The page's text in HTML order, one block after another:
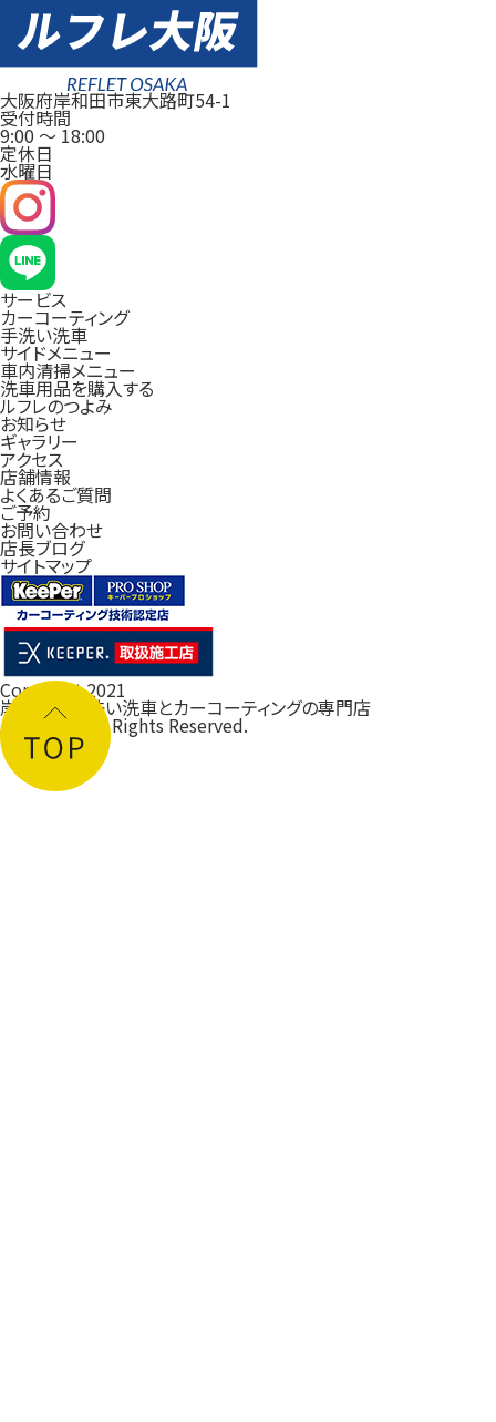
大阪府岸和田市東大路町54-1
受付時間
9:00 ～18:00
定休日
水曜日
サービス
カーコーティング
手洗い洗車
サイドメニュー
車内清掃メニュー
洗車用品を購入する
ルフレのつよみ
お知らせ
ギャラリー
アクセス
店舗情報
よくあるご質問
ご予約
お問い合わせ
店長ブログ
サイトマップ
Copyright 2021
岸和田の手洗い洗車とカーコーティングの専門店
ルフレ大阪 All Rights Reserved.